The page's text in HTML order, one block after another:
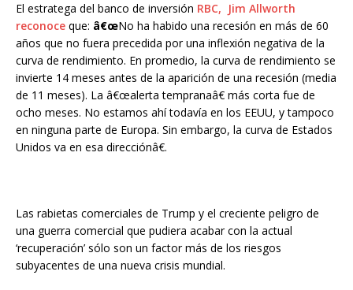
El estratega del banco de inversión RBC, Jim Allworth
reconoce que: â€œNo ha habido una recesión en más de 60
años que no fuera precedida por una inflexión negativa de la
curva de rendimiento. En promedio, la curva de rendimiento se
invierte 14 meses antes de la aparición de una recesión (media
de 11 meses). La â€œalerta tempranaâ€ más corta fue de
ocho meses. No estamos ahí todavía en los EEUU, y tampoco
en ninguna parte de Europa. Sin embargo, la curva de Estados
Unidos va en esa direcciónâ€.
Las rabietas comerciales de Trump y el creciente peligro de
una guerra comercial que pudiera acabar con la actual
‘recuperación’ sólo son un factor más de los riesgos
subyacentes de una nueva crisis mundial.